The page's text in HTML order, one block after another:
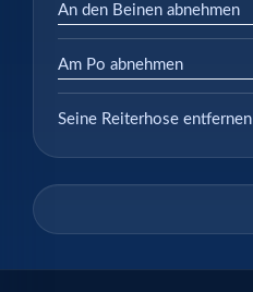
An den Beinen abnehmen
Am Po abnehmen
Seine Reiterhose entfernen